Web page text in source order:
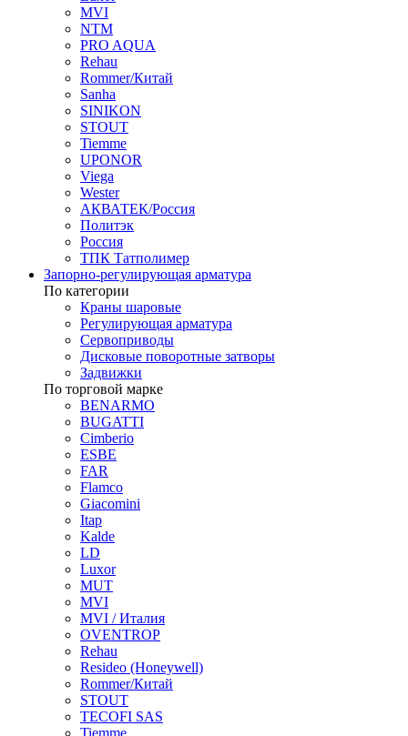
MVI
NTM
PRO AQUA
Rehau
Rommer/Китай
Sanha
SINIKON
STOUT
Tiemme
UPONOR
Viega
Wester
АКВАТЕК/Россия
Политэк
Россия
ТПК Татполимер
Запорно-регулирующая арматура
По категории
Краны шаровые
Регулирующая арматура
Сервоприводы
Дисковые поворотные затворы
Задвижки
По торговой марке
BENARMO
BUGATTI
Cimberio
ESBE
FAR
Flamco
Giacomini
Itap
Kalde
LD
Luxor
MUT
MVI
MVI / Италия
OVENTROP
Rehau
Resideo (Honeywell)
Rommer/Китай
STOUT
TECOFI SAS
Tiemme